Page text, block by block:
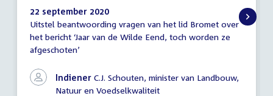
Mededeling
(uitstel
antwoord)
22 september 2020
Uitstel beantwoording vragen van het lid Bromet over
het bericht ‘Jaar van de Wilde Eend, toch worden ze
afgeschoten’
Indiener C.J. Schouten, minister van Landbouw,
Natuur en Voedselkwaliteit